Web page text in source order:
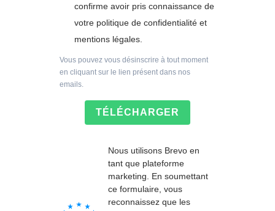
confirme avoir pris connaissance de
votre politique de confidentialité et
mentions légales.
Vous pouvez vous désinscrire à tout moment
en cliquant sur le lien présent dans nos
emails.
TÉLÉCHARGER
Nous utilisons Brevo en
tant que plateforme
marketing. En soumettant
ce formulaire, vous
reconnaissez que les